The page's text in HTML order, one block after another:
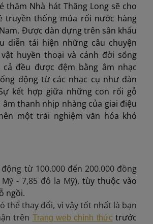
thăm Nhà hát Thăng Long sẽ cho
truyền thống múa rối nước hàng
Được dàn dựng trên sân khấu
diễn tái hiện những câu chuyện
huyền thoại và cảnh đời sống
đều được đệm bằng âm nhạc
động từ các nhạc cụ như đàn
kết hợp giữa những con rối gỗ
âm thanh nhịp nhàng của giai điệu
một trải nghiệm văn hóa khó
từ 100.000 đến 200.000 đồng
- 7,85 đô la Mỹ), tùy thuộc vào
ngồi.
thể thay đổi, vì vậy tốt nhất là bạn
trên Trang web chính thức trước